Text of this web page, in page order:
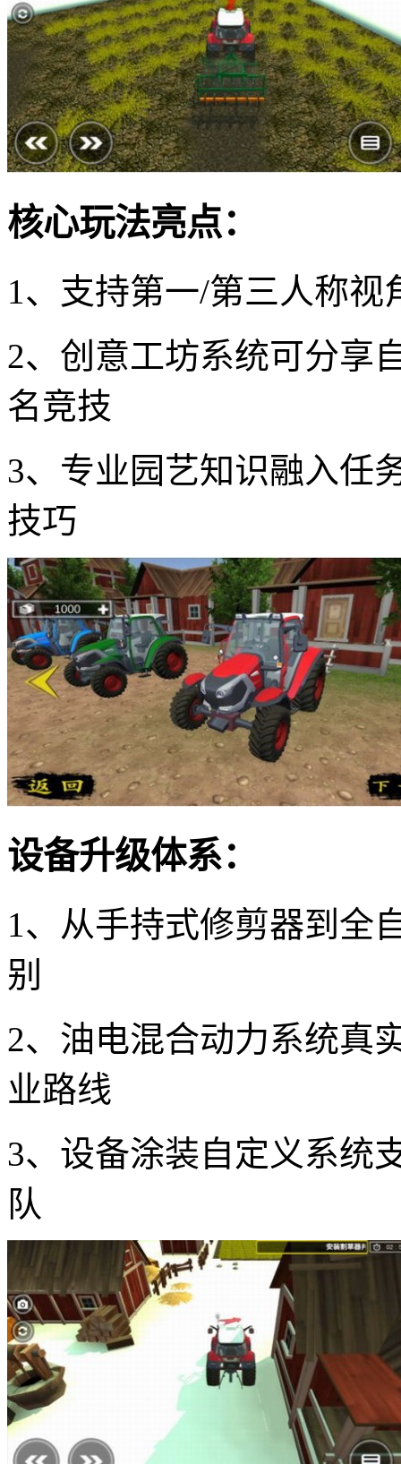
核心玩法亮点：
1、支持第一/第三人称
2、创意工坊系统可分享
名竞技
3、专业园艺知识融入任
技巧
设备升级体系：
1、从手持式修剪器到全
别
2、油电混合动力系统真
业路线
3、设备涂装自定义系统
队